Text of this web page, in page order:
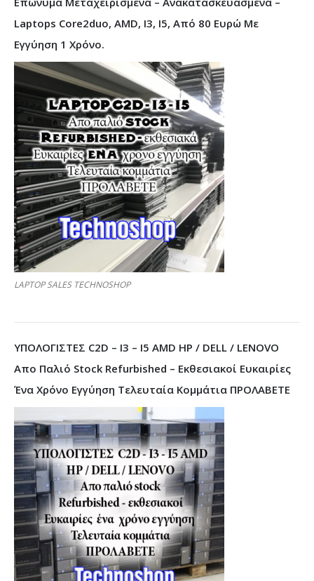
Laptops Core2duo, AMD, I3, I5, Από 80 Ευρώ Με
Εγγύηση 1 Χρόνο.
LAPTOP SALES TECHNOSHOP
ΥΠΟΛΟΓΙΣΤΕΣ C2D – I3 – I5 AMD HP / DELL / LENOVO
Απο Παλιό Stock Refurbished – Εκθεσιακοί Ευκαιρίες
Ένα Χρόνο Εγγύηση Τελευταία Κομμάτια ΠΡΟΛΑΒΕΤΕ